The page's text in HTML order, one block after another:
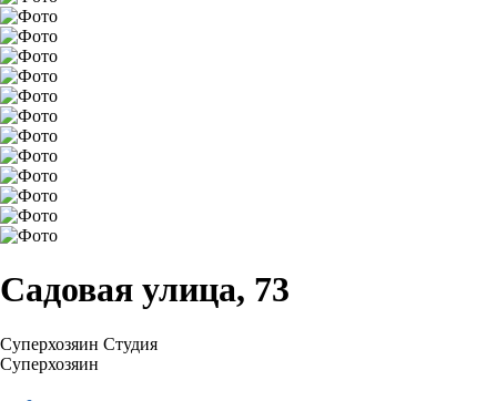
Садовая улица, 73
Суперхозяин Студия
Суперхозяин